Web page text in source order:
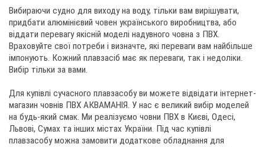
Вибираючи судно для виходу на воду, тільки вам вирішувати,
придбати алюмінієвий човен українського виробництва, або
віддати перевагу якісній моделі надувного човна з ПВХ.
Враховуйте свої потреби і визначте, які переваги вам найбільше
імпонують. Кожний плавзасіб має як переваги, так і недоліки.
Вибір тільки за вами.
Для купівлі сучасного плавзасобу ви можете відвідати інтернет-
магазин човнів ПВХ АКВАМАНІЯ. У нас є великий вибір моделей
на будь-який смак. Ми реалізуємо човни ПВХ в Києві, Одесі,
Львові, Сумах та інших містах України. Під час купівлі
плавзасобу можна замовити додаткове обладнання для